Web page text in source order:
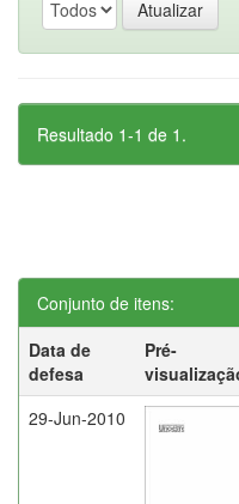
Resultado 1-1 de 1.
Conjunto de itens:
Data de
defesa
Pré-
29-Jun-2010